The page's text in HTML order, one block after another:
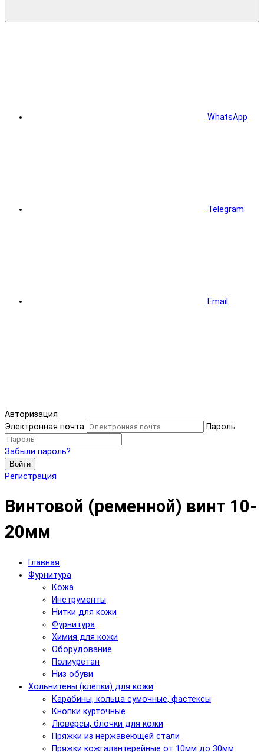
WhatsApp
Telegram
Email
Авторизация
Электронная почта
Пароль
Забыли пароль?
Войти
Регистрация
Винтовой (ременной) винт 10-
20мм
Главная
Фурнитура
Кожа
Инструменты
Нитки для кожи
Фурнитура
Химия для кожи
Оборудование
Полиуретан
Низ обуви
Хольнитены (клепки) для кожи
Карабины, кольца сумочные, фастексы
Кнопки курточные
Люверсы, блочки для кожи
Пряжки из нержавеющей стали
Пряжки кожгалантерейные от 10мм до 30мм